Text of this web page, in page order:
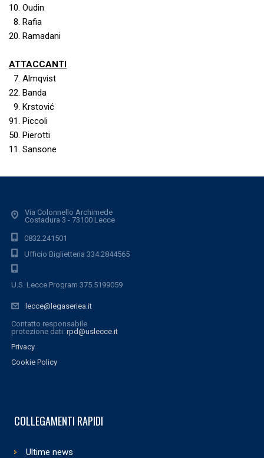
10. Oudin
8. Rafia
20. Ramadani
ATTACCANTI
7. Almqvist
22. Banda
9. Krstović
91. Piccoli
50. Pierotti
11. Sansone
Via Colonnello Archimede
Costadura 3 - 73100 Lecce
0832.241501
Ufficio Biglietteria 334.2844565
U.S. Lecce Program 375.5199059
lecce@legaseriea.it
Contatto responsabile
protezione dati: rpd@uslecce.it
Privacy
Cookie Policy
COLLEGAMENTI RAPIDI
Ultime news